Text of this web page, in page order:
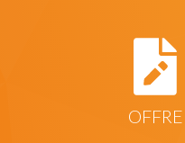
OFFRE